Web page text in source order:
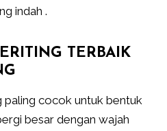
indah .
TERBAIK
paling cocok untuk bentuk
besar dengan wajah